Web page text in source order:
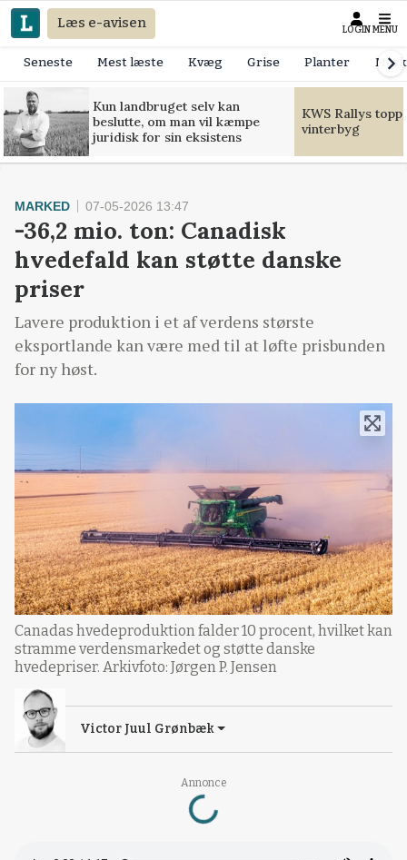
Læs e-avisen LOGIN MENU
Seneste Mest læste Kvæg Grise Planter
Kun landbruget selv kan
beslutte, om man vil kæmpe
juridisk for sin eksistens
KWS Rallys
vinterbyg
Annonce
Loading...
MARKED 07-05-2026 13:47
-36,2 mio. ton: Canadisk
hvedefald kan støtte danske
priser
Lavere produktion i et af verdens største
eksportlande kan være med til at løfte prisbunden
for ny høst.
Canadas hvedeproduktion falder 10 procent, hvilket kan
stramme verdensmarkedet og støtte danske
hvedepriser. Arkivfoto: Jørgen P. Jensen
Victor Juul Grønbæk